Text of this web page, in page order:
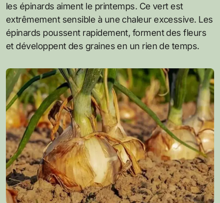
les épinards aiment le printemps. Ce vert est
extrêmement sensible à une chaleur excessive. Les
épinards poussent rapidement, forment des fleurs
et développent des graines en un rien de temps.